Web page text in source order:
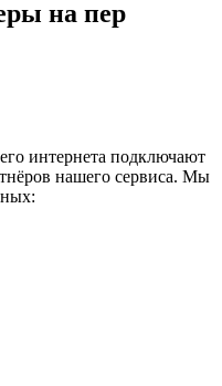
на пер
интернета подключают
нашего сервиса. Мы